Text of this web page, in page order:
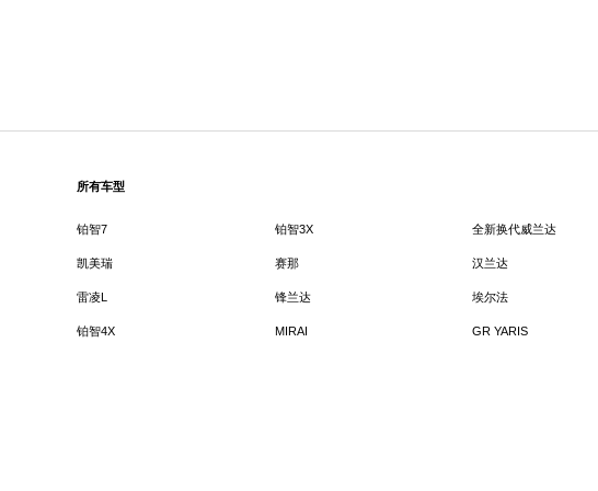
所有车型
铂智7 铂智3X 全新换代威兰达
凯美瑞 赛那 汉兰达
雷凌L 锋兰达 埃尔法
铂智4X MIRAI GR YARIS